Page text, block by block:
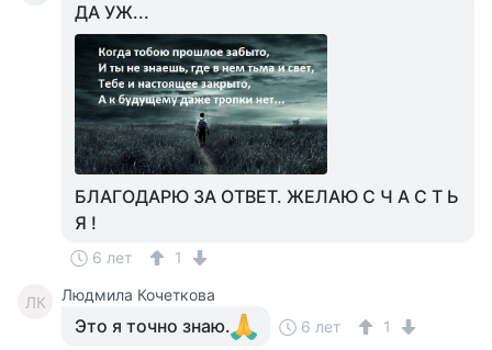
ДА УЖ...
БЛАГОДАРЮ ЗА ОТВЕТ. ЖЕЛАЮ С Ч А С Т Ь
Я !
6 лет 1
ЛК Людмила Кочеткова
Это я точно знаю. 6 лет 1